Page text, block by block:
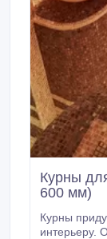
Курны
600 мм)
Курны
интерьеру. Они